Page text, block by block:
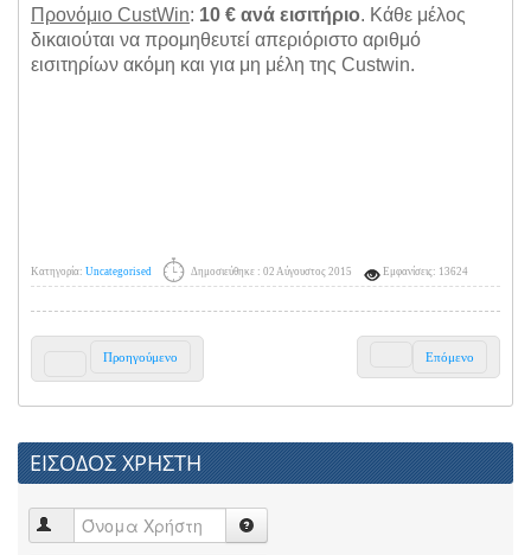
Προνόμιο CustWin: 10 € ανά εισιτήριο. Κάθε μέλος
δικαιούται να προμηθευτεί απεριόριστο αριθμό
εισιτηρίων ακόμη και για μη μέλη της Custwin.
Κατηγορία: Uncategorised Δημοσιεύθηκε : 02 Αύγουστος 2015 Εμφανίσεις: 13624
Προηγούμενο Επόμενο
ΕΙΣΟΔΟΣ ΧΡΗΣΤΗ